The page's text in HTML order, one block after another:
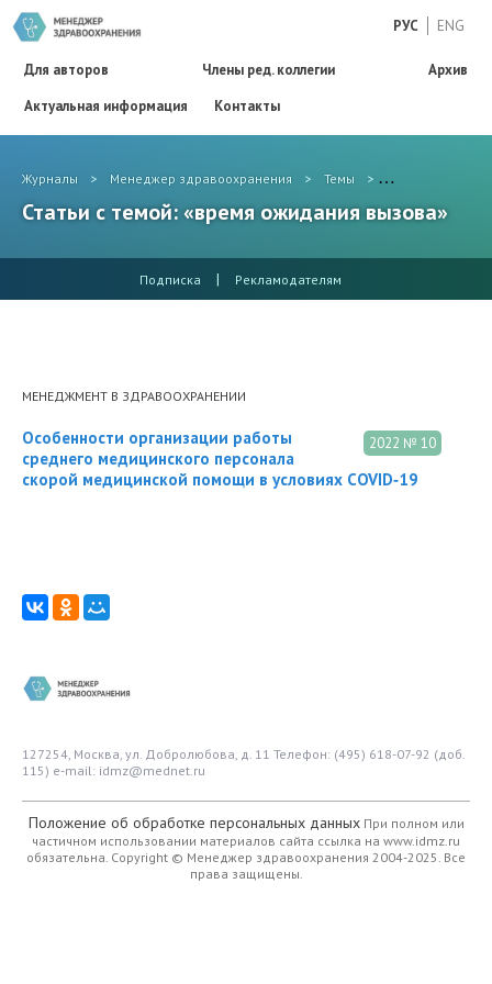
РУС ENG
Для авторов Члены ред. коллегии
Архив
Актуальная информация
Контакты
Журналы > Менеджер здравоохранения > Темы > время
Статьи с темой: «время ожидания вызова»
Подписка | Рекламодателям
МЕНЕДЖМЕНТ В ЗДРАВООХРАНЕНИИ
2022 № 10
Особенности организации работы
среднего медицинского персонала
скорой медицинской помощи в условиях COVID‑19
127254, Москва, ул. Добролюбова, д. 11 Телефон: (495) 618-07-92 (доб.
115) e-mail: idmz@mednet.ru
Положение об обработке персональных данныхПри полном или
частичном использовании материалов сайта ссылка на www.idmz.ru
обязательна. Copyright © Менеджер здравоохранения 2004-2025. Все
права защищены.